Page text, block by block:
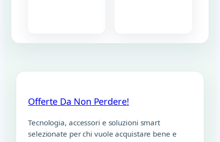
Offerte Da Non Perdere!
Tecnologia, accessori e soluzioni smart
selezionate per chi vuole acquistare bene e